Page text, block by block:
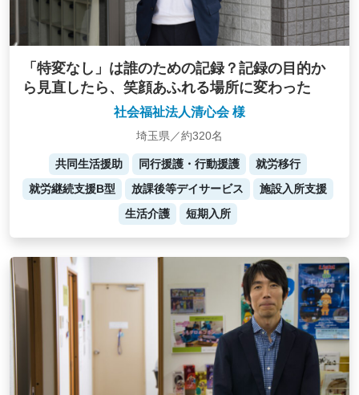
「特変なし」は誰のための記録？記録の目的か
ら見直したら、笑顔あふれる場所に変わった
社会福祉法人清心会 様
埼玉県／約320名
共同生活援助 同行援護・行動援護
就労移行
就労継続支援B型
放課後等デイサービス
施設入所支援
生活介護
短期入所